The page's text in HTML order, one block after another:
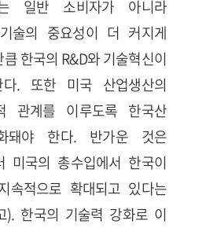
일반 소비자가 아니라
술의 중요성이 더 커지게
한국의 R&D와 기술혁신이
. 또한 미국 산업생산의
관계를 이루도록 한국산
돼야 한다. 반가운 것은
미국의 총수입에서 한국이
속적으로 확대되고 있다는
). 한국의 기술력 강화로 이